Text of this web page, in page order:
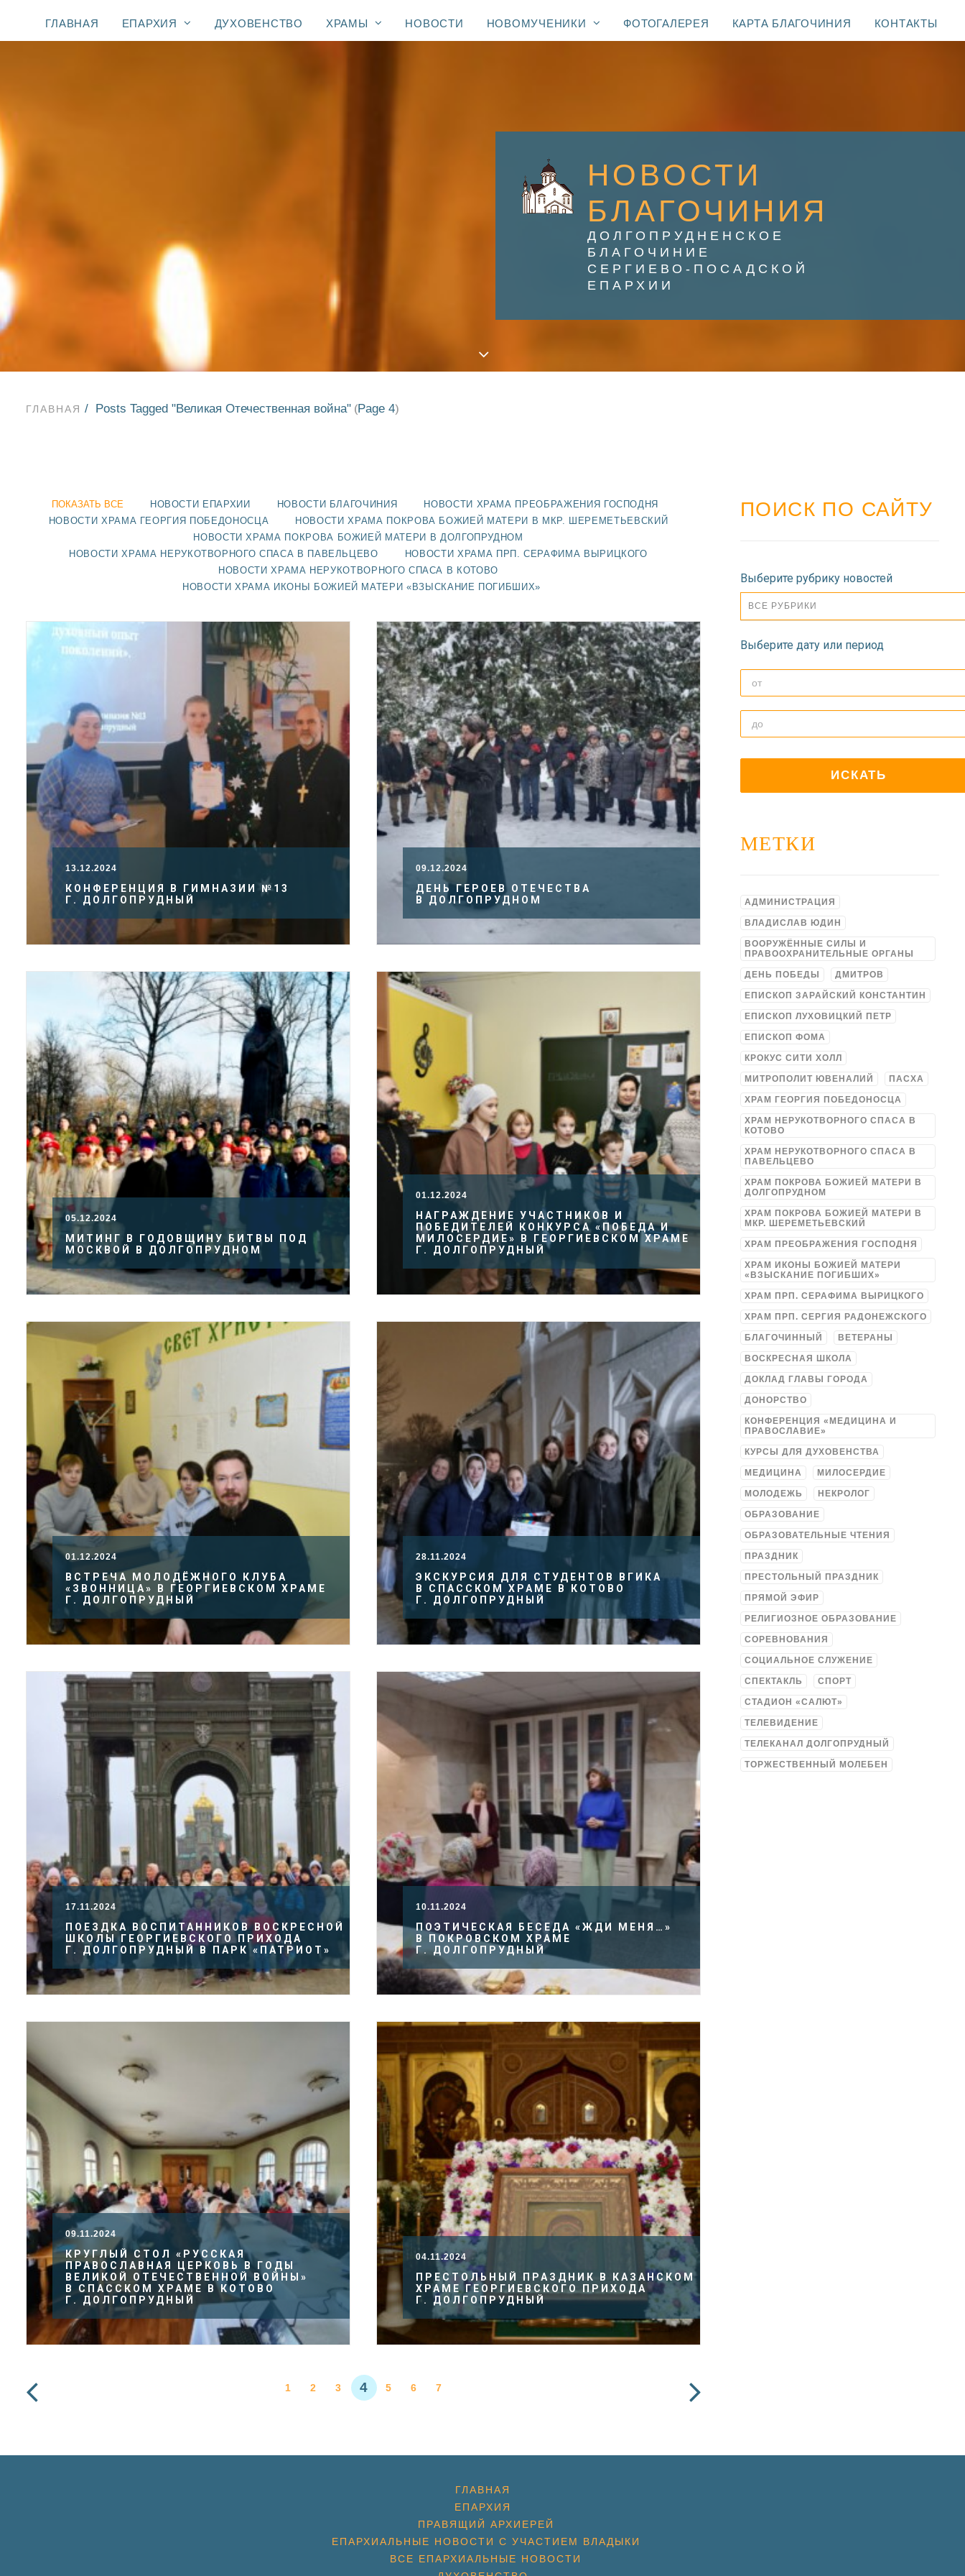
ГЛАВНАЯ ЕПАРХИЯ ДУХОВЕНСТВО ХРАМЫ НОВОСТИ НОВОМУЧЕНИКИ ФОТОГАЛЕРЕЯ КАРТА БЛАГОЧИНИЯ КОНТАКТЫ
НОВОСТИ
БЛАГОЧИНИЯ
ДОЛГОПРУДНЕНСКОЕ
БЛАГОЧИНИЕ
СЕРГИЕВО-ПОСАДСКОЙ
ЕПАРХИИ
ГЛАВНАЯ Posts Tagged "Великая Отечественная война" (Page 4)
ПОКАЗАТЬ ВСЕ НОВОСТИ ЕПАРХИИ НОВОСТИ БЛАГОЧИНИЯ
НОВОСТИ ХРАМА ПРЕОБРАЖЕНИЯ ГОСПОДНЯ
НОВОСТИ ХРАМА ГЕОРГИЯ ПОБЕДОНОСЦА
НОВОСТИ ХРАМА ПОКРОВА БОЖИЕЙ МАТЕРИ В МКР. ШЕРЕМЕТЬЕВСКИЙ
НОВОСТИ ХРАМА ПОКРОВА БОЖИЕЙ МАТЕРИ В ДОЛГОПРУДНОМ
НОВОСТИ ХРАМА НЕРУКОТВОРНОГО СПАСА В ПАВЕЛЬЦЕВО
НОВОСТИ ХРАМА ПРП. СЕРАФИМА ВЫРИЦКОГО
НОВОСТИ ХРАМА НЕРУКОТВОРНОГО СПАСА В КОТОВО
НОВОСТИ ХРАМА ИКОНЫ БОЖИЕЙ МАТЕРИ «ВЗЫСКАНИЕ ПОГИБШИХ»
13.12.2024
КОНФЕРЕНЦИЯ В ГИМНАЗИИ №13
Г. ДОЛГОПРУДНЫЙ
09.12.2024
ДЕНЬ ГЕРОЕВ ОТЕЧЕСТВА
В ДОЛГОПРУДНОМ
05.12.2024
МИТИНГ В ГОДОВЩИНУ БИТВЫ ПОД
МОСКВОЙ В ДОЛГОПРУДНОМ
01.12.2024
НАГРАЖДЕНИЕ УЧАСТНИКОВ И
ПОБЕДИТЕЛЕЙ КОНКУРСА «ПОБЕДА И
МИЛОСЕРДИЕ» В ГЕОРГИЕВСКОМ ХРАМЕ
Г. ДОЛГОПРУДНЫЙ
01.12.2024
ВСТРЕЧА МОЛОДЁЖНОГО КЛУБА
«ЗВОННИЦА» В ГЕОРГИЕВСКОМ ХРАМЕ
Г. ДОЛГОПРУДНЫЙ
28.11.2024
ЭКСКУРСИЯ ДЛЯ СТУДЕНТОВ ВГИКА
В СПАССКОМ ХРАМЕ В КОТОВО
Г. ДОЛГОПРУДНЫЙ
17.11.2024
ПОЕЗДКА ВОСПИТАННИКОВ ВОСКРЕСНОЙ
ШКОЛЫ ГЕОРГИЕВСКОГО ПРИХОДА
Г. ДОЛГОПРУДНЫЙ В ПАРК «ПАТРИОТ»
10.11.2024
ПОЭТИЧЕСКАЯ БЕСЕДА «ЖДИ МЕНЯ…»
В ПОКРОВСКОМ ХРАМЕ
Г. ДОЛГОПРУДНЫЙ
09.11.2024
КРУГЛЫЙ СТОЛ «РУССКАЯ
ПРАВОСЛАВНАЯ ЦЕРКОВЬ В ГОДЫ
ВЕЛИКОЙ ОТЕЧЕСТВЕННОЙ ВОЙНЫ»
В СПАССКОМ ХРАМЕ В КОТОВО
Г. ДОЛГОПРУДНЫЙ
04.11.2024
ПРЕСТОЛЬНЫЙ ПРАЗДНИК В КАЗАНСКОМ
ХРАМЕ ГЕОРГИЕВСКОГО ПРИХОДА
Г. ДОЛГОПРУДНЫЙ
1 2 3 4 5 6 7
ПОИСК ПО САЙТУ
Выберите рубрику новостей
ВСЕ РУБРИКИ
Выберите дату или период
МЕТКИ
АДМИНИСТРАЦИЯ
ВЛАДИСЛАВ ЮДИН
ВООРУЖЁННЫЕ СИЛЫ И
ПРАВООХРАНИТЕЛЬНЫЕ ОРГАНЫ
ДЕНЬ ПОБЕДЫ ДМИТРОВ
ЕПИСКОП ЗАРАЙСКИЙ КОНСТАНТИН
ЕПИСКОП ЛУХОВИЦКИЙ ПЕТР
ЕПИСКОП ФОМА
КРОКУС СИТИ ХОЛЛ
МИТРОПОЛИТ ЮВЕНАЛИЙ ПАСХА
ХРАМ ГЕОРГИЯ ПОБЕДОНОСЦА
ХРАМ НЕРУКОТВОРНОГО СПАСА В
КОТОВО
ХРАМ НЕРУКОТВОРНОГО СПАСА В
ПАВЕЛЬЦЕВО
ХРАМ ПОКРОВА БОЖИЕЙ МАТЕРИ В
ДОЛГОПРУДНОМ
ХРАМ ПОКРОВА БОЖИЕЙ МАТЕРИ В
МКР. ШЕРЕМЕТЬЕВСКИЙ
ХРАМ ПРЕОБРАЖЕНИЯ ГОСПОДНЯ
ХРАМ ИКОНЫ БОЖИЕЙ МАТЕРИ
«ВЗЫСКАНИЕ ПОГИБШИХ»
ХРАМ ПРП. СЕРАФИМА ВЫРИЦКОГО
ХРАМ ПРП. СЕРГИЯ РАДОНЕЖСКОГО
БЛАГОЧИННЫЙ ВЕТЕРАНЫ
ВОСКРЕСНАЯ ШКОЛА
ДОКЛАД ГЛАВЫ ГОРОДА
ДОНОРСТВО
КОНФЕРЕНЦИЯ «МЕДИЦИНА И
ПРАВОСЛАВИЕ»
КУРСЫ ДЛЯ ДУХОВЕНСТВА
МЕДИЦИНА МИЛОСЕРДИЕ
МОЛОДЕЖЬ НЕКРОЛОГ
ОБРАЗОВАНИЕ
ОБРАЗОВАТЕЛЬНЫЕ ЧТЕНИЯ
ПРАЗДНИК
ПРЕСТОЛЬНЫЙ ПРАЗДНИК
ПРЯМОЙ ЭФИР
РЕЛИГИОЗНОЕ ОБРАЗОВАНИЕ
СОРЕВНОВАНИЯ
СОЦИАЛЬНОЕ СЛУЖЕНИЕ
СПЕКТАКЛЬ СПОРТ
СТАДИОН «САЛЮТ»
ТЕЛЕВИДЕНИЕ
ТЕЛЕКАНАЛ ДОЛГОПРУДНЫЙ
ТОРЖЕСТВЕННЫЙ МОЛЕБЕН
ГЛАВНАЯ
ЕПАРХИЯ
ПРАВЯЩИЙ АРХИЕРЕЙ
ЕПАРХИАЛЬНЫЕ НОВОСТИ С УЧАСТИЕМ ВЛАДЫКИ
ВСЕ ЕПАРХИАЛЬНЫЕ НОВОСТИ